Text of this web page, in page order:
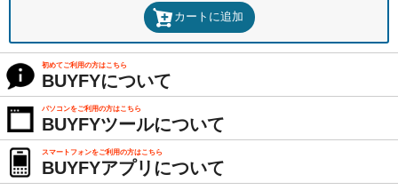
カートに追加
初めてご利用の方はこちら
BUYFYについて
パソコンをご利用の方はこちら
BUYFYツールについて
スマートフォンをご利用の方はこちら
BUYFYアプリについて